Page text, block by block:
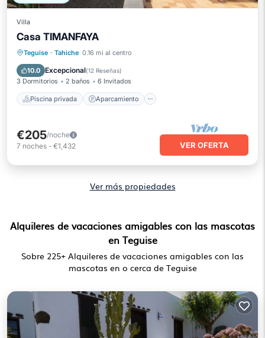
Villa
Casa TIMANFAYA
Teguise · Tahiche 0.16 mi al centro
10.0 Excepcional(12 Reseñas)
3 Dormitorios 2 baños 6 Invitados
Piscina privada Aparcamiento
Piscina privada
Aparcamiento
Piscina
Spa
€205/noche
7 noches - €1,432 VER OFERTA
Ver más propiedades
Alquileres de vacaciones amigables con las mascotas
en Teguise
Sobre 225+ Alquileres de vacaciones amigables con las
mascotas en o cerca de Teguise